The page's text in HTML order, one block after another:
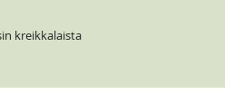
kreikkalaista